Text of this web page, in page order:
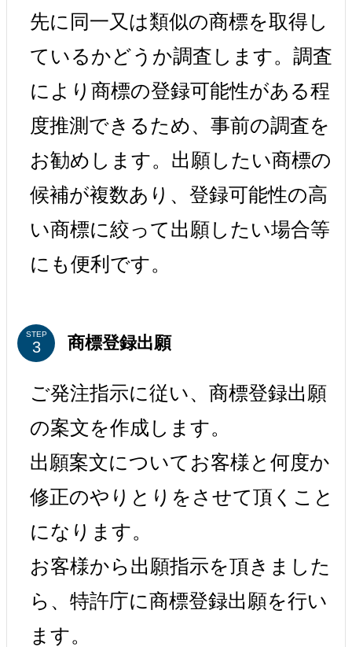
先に同一又は類似の商標を取得し
ているかどうか調査します。調査
により商標の登録可能性がある程
度推測できるため、事前の調査を
お勧めします。出願したい商標の
候補が複数あり、登録可能性の高
い商標に絞って出願したい場合等
にも便利です。
STEP 商標登録出願
ご発注指示に従い、商標登録出願
の案文を作成します。
出願案文についてお客様と何度か
修正のやりとりをさせて頂くこと
になります。
お客様から出願指示を頂きました
ら、特許庁に商標登録出願を行い
ます。